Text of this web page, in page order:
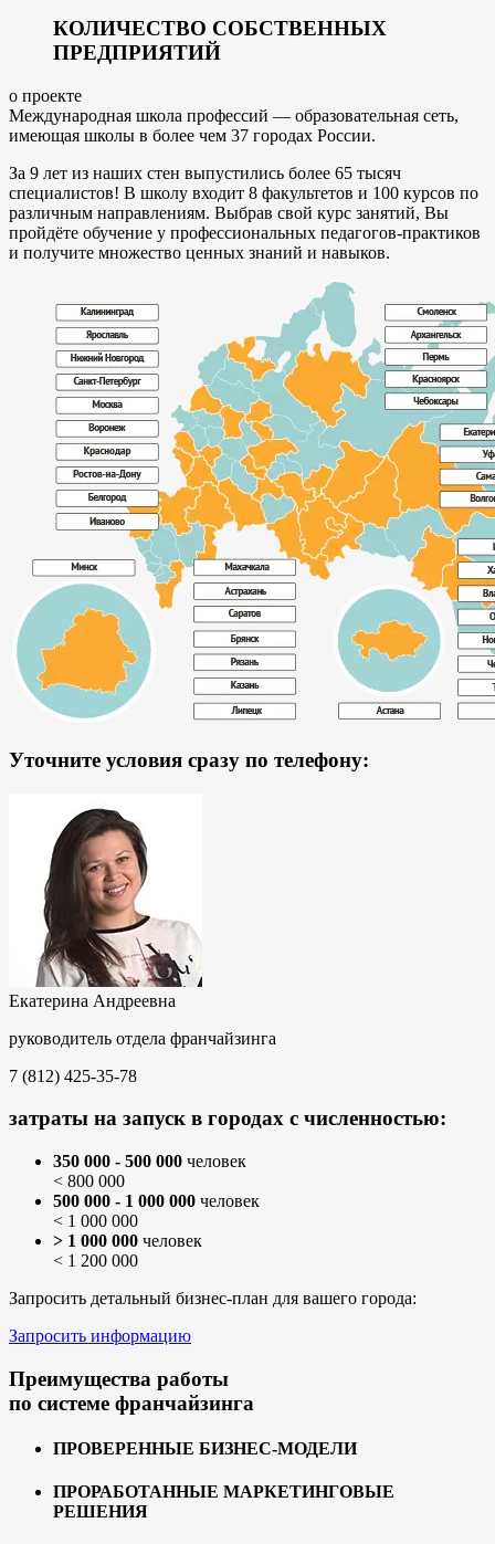
КОЛИЧЕСТВО СОБСТВЕННЫХ
ПРЕДПРИЯТИЙ
о проекте
Международная школа профессий — образовательная сеть,
имеющая школы в более чем 37 городах России.
За 9 лет из наших стен выпустились более 65 тысяч
специалистов! В школу входит 8 факультетов и 100 курсов по
различным направлениям. Выбрав свой курс занятий, Вы
пройдёте обучение у профессиональных педагогов-практиков
и получите множество ценных знаний и навыков.
Уточните условия сразу по телефону:
Екатерина Андреевна
руководитель отдела франчайзинга
7 (812) 425-35-78
затраты на запуск в городах с численностью:
350 000 - 500 000 человек
< 800 000
500 000 - 1 000 000 человек
< 1 000 000
> 1 000 000 человек
< 1 200 000
Запросить детальный бизнес-план для вашего города:
Запросить информацию
Преимущества работы
по системе франчайзинга
ПРОВЕРЕННЫЕ БИЗНЕС-МОДЕЛИ
ПРОРАБОТАННЫЕ МАРКЕТИНГОВЫЕ
РЕШЕНИЯ